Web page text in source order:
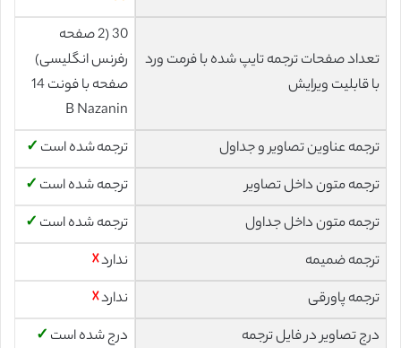
تعداد صفحات ترجمه تایپ شده با فرمت ورد
با قابلیت ویرایش
30 (2 صفحه
رفرنس انگلیسی)
صفحه با فونت 14
B Nazanin
ترجمه عناوین تصاویر و جداول
ترجمه شده است ✓
ترجمه متون داخل تصاویر
ترجمه شده است ✓
ترجمه متون داخل جداول
ترجمه شده است ✓
ترجمه ضمیمه
ندارد☓
ترجمه پاورقی
ندارد☓
درج تصاویر در فایل ترجمه
درج شده است ✓